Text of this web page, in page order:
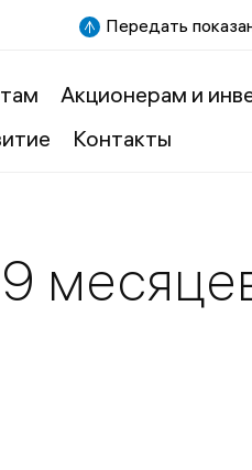
Передать
Акционерам и
Контакты